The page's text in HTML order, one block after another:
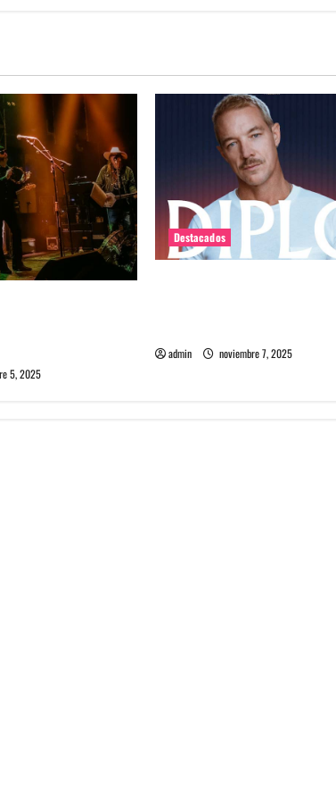
5, 2025
Destacados
admin noviembre 7, 2025